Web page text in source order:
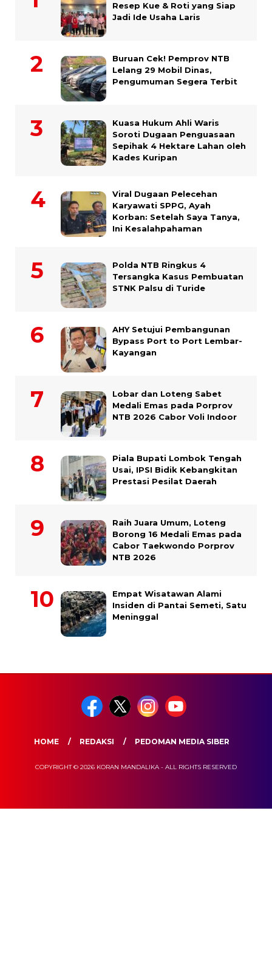
Resep Kue & Roti yang Siap
Jadi Ide Usaha Laris
Buruan Cek! Pemprov NTB
Lelang 29 Mobil Dinas,
Pengumuman Segera Terbit
Kuasa Hukum Ahli Waris
Soroti Dugaan Penguasaan
Sepihak 4 Hektare Lahan oleh
Kades Kuripan
Viral Dugaan Pelecehan
Karyawati SPPG, Ayah
Korban: Setelah Saya Tanya,
Ini Kesalahpahaman
Polda NTB Ringkus 4
Tersangka Kasus Pembuatan
STNK Palsu di Turide
AHY Setujui Pembangunan
Bypass Port to Port Lembar-
Kayangan
Lobar dan Loteng Sabet
Medali Emas pada Porprov
NTB 2026 Cabor Voli Indoor
Piala Bupati Lombok Tengah
Usai, IPSI Bidik Kebangkitan
Prestasi Pesilat Daerah
Raih Juara Umum, Loteng
Borong 16 Medali Emas pada
Cabor Taekwondo Porprov
NTB 2026
Empat Wisatawan Alami
Insiden di Pantai Semeti, Satu
Meninggal
HOME REDAKSI PEDOMAN MEDIA SIBER
COPYRIGHT © 2026 KORAN MANDALIKA - ALL RIGHTS RESERVED